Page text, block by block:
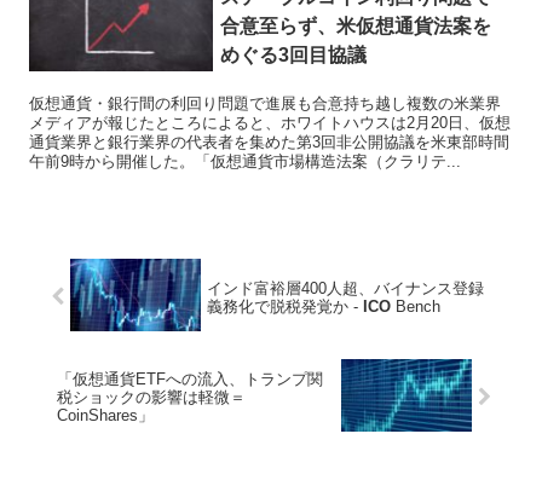
合意至らず、米仮想通貨法案を
めぐる3回目協議
仮想通貨・銀行間の利回り問題で進展も合意持ち越し複数の米業界
メディアが報じたところによると、ホワイトハウスは2月20日、仮想
通貨業界と銀行業界の代表者を集めた第3回非公開協議を米東部時間
午前9時から開催した。「仮想通貨市場構造法案（クラリテ...
インド富裕層400人超、バイナンス登録
義務化で脱税発覚か -ICO Bench
「仮想通貨ETFへの流入、トランプ関
税ショックの影響は軽微＝
CoinShares」